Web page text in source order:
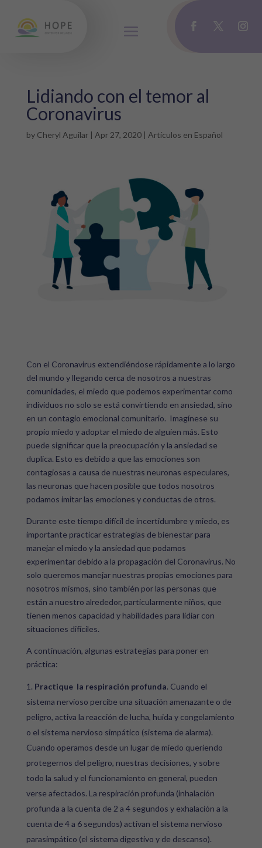
Lidiando con el temor al
Coronavirus
by Cheryl Aguilar| Apr 27, 2020| Artículos en Español
Con el Coronavirus extendiéndose rápidamente a lo largo
del mundo y llegando cerca de nosotros a nuestras
comunidades, el miedo que podemos experimentar como
individuos no solo se está convirtiendo en ansiedad, sino
en un contagio emocional comunitario. Imagínese su
propio miedo y adoptar el miedo de alguien más. Esto
puede significar que la preocupación y la ansiedad se
duplica. Esto es debido a que las emociones son
contagiosas a causa de nuestras neuronas especulares,
las neuronas que hacen posible que todos nosotros
podamos imitar las emociones y conductas de otros.
Durante este tiempo difícil de incertidumbre y miedo, es
importante practicar estrategias de bienestar para
manejar el miedo y la ansiedad que podamos
experimentar debido a la propagación del Coronavirus. No
solo queremos manejar nuestras propias emociones para
nosotros mismos, sino también por las personas que
están a nuestro alrededor, particularmente niños, que
tienen menos capacidad y habilidades para lidiar con
situaciones difíciles.
A continuación, algunas estrategias para poner en
práctica:
Practique la respiración profunda. Cuando el
sistema nervioso percibe una situación amenazante o de
peligro, activa la reacción de lucha, huida y congelamiento
o el sistema nervioso simpático (sistema de alarma).
Cuando operamos desde un lugar de miedo queriendo
protegernos del peligro, nuestras decisiones, y sobre
todo la salud y el funcionamiento en general, pueden
verse afectados. La respiración profunda (inhalación
profunda a la cuenta de 2 a 4 segundos y exhalación a la
cuenta de 4 a 6 segundos) activan el sistema nervioso
parasimpático (el sistema digestivo y de descanso).